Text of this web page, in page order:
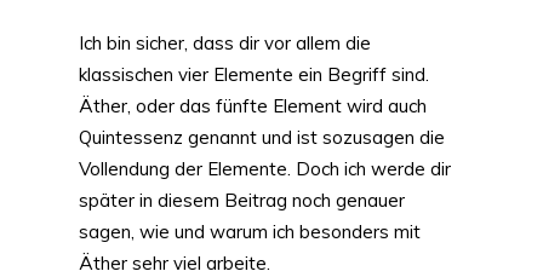
Ich bin sicher, dass dir vor allem die
klassischen vier Elemente ein Begriff sind.
Äther, oder das fünfte Element wird auch
Quintessenz genannt und ist sozusagen die
Vollendung der Elemente. Doch ich werde dir
später in diesem Beitrag noch genauer
sagen, wie und warum ich besonders mit
Äther sehr viel arbeite.